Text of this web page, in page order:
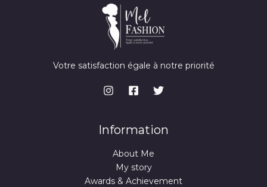
Votre satisfaction égale à notre priorité
Information
About Me
My story
Awards & Achievement